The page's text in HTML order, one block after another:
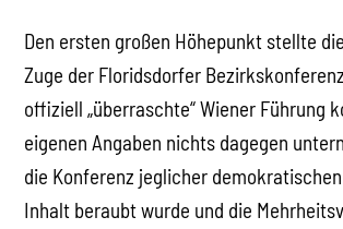
Den ersten großen Höhepunkt stellte
Zuge der Floridsdorfer
offiziell „überraschte“ Wiener Führung
eigenen Angaben nichts dagegen
die Konferenz jeglicher
Inhalt beraubt wurde und die